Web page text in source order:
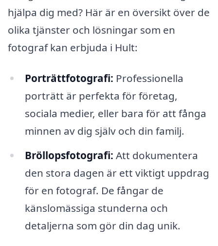
hjälpa dig med? Här är en översikt över de
olika tjänster och lösningar som en
fotograf kan erbjuda i Hult:
Porträttfotografi: Professionella
porträtt är perfekta för företag,
sociala medier, eller bara för att fånga
minnen av dig själv och din familj.
Bröllopsfotografi: Att dokumentera
den stora dagen är ett viktigt uppdrag
för en fotograf. De fångar de
känslomässiga stunderna och
detaljerna som gör din dag unik.